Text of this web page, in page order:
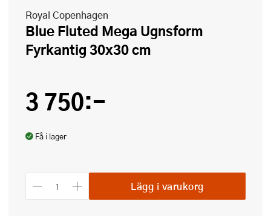
Royal Copenhagen
Blue Fluted Mega Ugnsform
Fyrkantig 30x30 cm
3 750:-
Få i lager
Lägg i varukorg